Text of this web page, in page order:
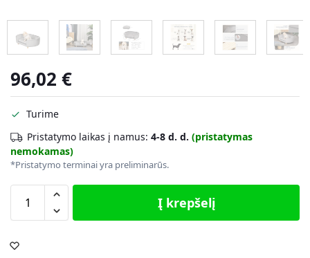
96,02 €
Turime
Pristatymo laikas į namus: 4-8 d. d. (pristatymas
nemokamas)
*Pristatymo terminai yra preliminarūs.
Į krepšelį